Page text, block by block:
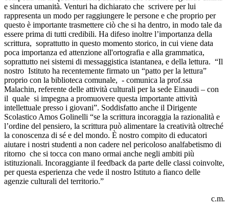
e sincera umanità. Venturi ha dichiarato che scrivere per lui
rappresenta un modo per raggiungere le persone e che proprio per
questo è importante trasmettere ciò che si ha dentro, in modo tale da
essere prima di tutti credibili. Ha difeso inoltre l’importanza della
scrittura, soprattutto in questo momento storico, in cui viene data
poca importanza ed attenzione all'ortografia e alla grammatica,
soprattutto nei sistemi di messaggistica istantanea, e della lettura. “Il
nostro Istituto ha recentemente firmato un “patto per la lettura”
proprio con la biblioteca comunale, - comunica la prof.ssa
Malachin, referente delle attività culturali per la sede Einaudi – con
il quale si impegna a promuovere questa importante attività
intellettuale presso i giovani”. Soddisfatto anche il Dirigente
Scolastico Amos Golinelli “se la scrittura incoraggia la razionalità e
l’ordine del pensiero, la scrittura può alimentare la creatività oltreché
la conoscenza di sé e del mondo. È nostro compito di educatori
aiutare i nostri studenti a non cadere nel pericoloso analfabetismo di
ritorno che si tocca con mano ormai anche negli ambiti più
istituzionali. Incoraggiante il feedback da parte delle classi coinvolte,
per questa esperienza che vede il nostro Istituto a fianco delle
agenzie culturali del territorio.”
c.m.